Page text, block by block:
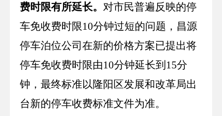
费时限有所延长。 对市民普遍反映的停
车免收费时限10分钟过短的问题，昌源
停车泊位公司在新的价格方案已提出将
停车免收费时限由10分钟延长到 15分
钟，最终标准以隆阳区发展和改革局出
台新的停车收费标准文件为准。